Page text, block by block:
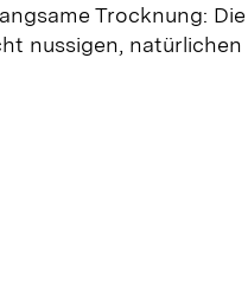
Trocknung:
nussigen, natürlichen